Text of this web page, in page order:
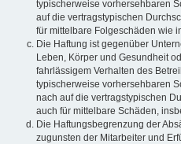
typischerweise vorhersehbaren
auf die vertragstypischen
für mittelbare Folgeschäden wie
Die Haftung ist gegenüber
Leben, Körper und Gesundheit
fahrlässigem Verhalten des
typischerweise vorhersehbaren
nach auf die vertragstypischen
auch für mittelbare Schäden,
Die Haftungsbegrenzung der
zugunsten der Mitarbeiter und